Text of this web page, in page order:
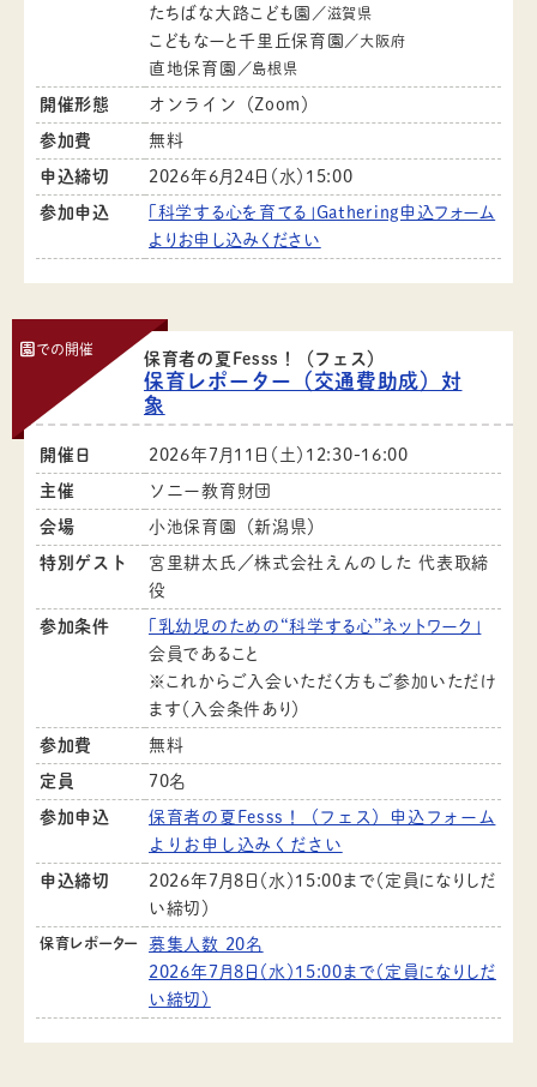
たちばな大路こども園 ／滋賀県
こどもなーと千里丘保育園 ／大阪府
直地保育園 ／島根県
開催形態 オンライン（Zoom）
参加費 無料
申込締切 2026年6月24日（水）15:00
参加申込
「科学する心を育てる」Gathering申込フォーム
よりお申し込みください
園での開催
保育者の夏Fesss！（フェス）
保育レポーター（交通費助成）対
象
開催日 2026年7月11日（土）12:30-16:00
主催 ソニー教育財団
会場 小池保育園（新潟県）
特別ゲスト
宮里耕太氏／株式会社えんのした 代表取締
役
参加条件
「乳幼児のための“科学する心”ネットワーク」
会員であること
※これからご入会いただく方もご参加いただけ
ます（入会条件あり）
参加費 無料
定員 70名
参加申込
保育者の夏Fesss！（フェス）申込フォーム
よりお申し込みください
申込締切
2026年7月8日（水）15:00まで（定員になりしだ
い締切）
保育レポーター
募集人数 20名
2026年7月8日（水）15:00まで（定員になりしだ
い締切）